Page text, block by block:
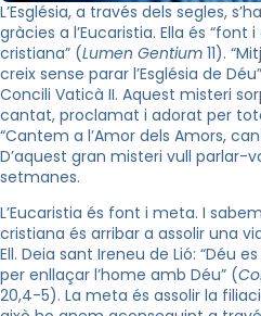
L’Església, a través dels segles,
gràcies a l’Eucaristia. Ella és
cristiana” (Lumen Gentium 11).
creix sense parar l’Església de
Concili Vaticà II. Aquest misteri
cantat, proclamat i adorat per
“Cantem a l’Amor dels Amors,
D’aquest gran misteri vull parlar-
setmanes.
L’Eucaristia és font i meta. I
cristiana és arribar a assolir una
Ell. Deia sant Ireneu de Lió: “Déu
per enllaçar l’home amb Déu” (
20,4-5). La meta és assolir la